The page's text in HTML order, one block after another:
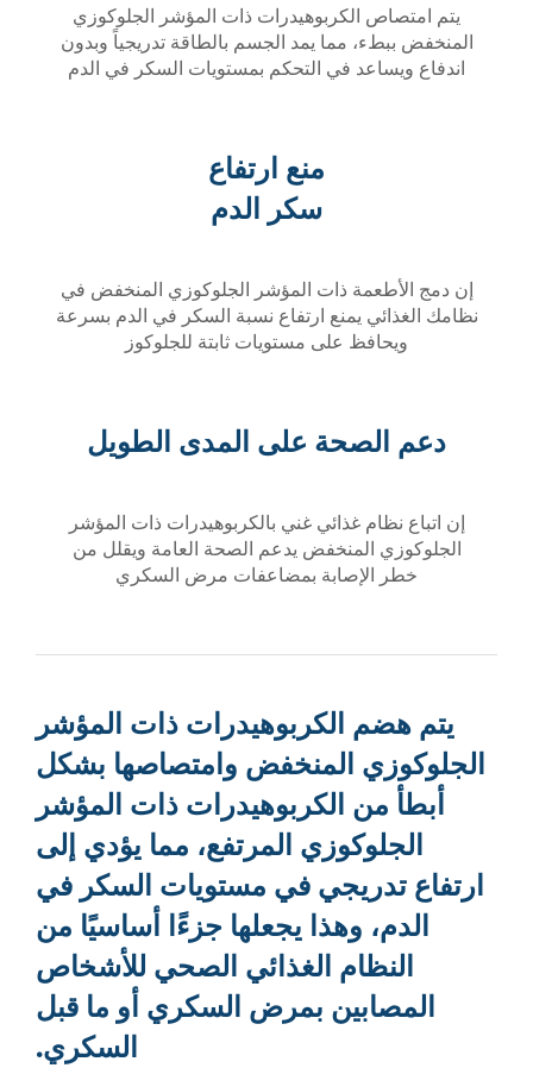
يتم امتصاص الكربوهيدرات ذات المؤشر الجلوكوزي
المنخفض ببطء، مما يمد الجسم بالطاقة تدريجياً وبدون
اندفاع ويساعد في التحكم بمستويات السكر في الدم
منع ارتفاع
سكر الدم
إن دمج الأطعمة ذات المؤشر الجلوكوزي المنخفض في
نظامك الغذائي يمنع ارتفاع نسبة السكر في الدم بسرعة
ويحافظ على مستويات ثابتة للجلوكوز
دعم الصحة على المدى الطويل
إن اتباع نظام غذائي غني بالكربوهيدرات ذات المؤشر
الجلوكوزي المنخفض يدعم الصحة العامة ويقلل من
خطر الإصابة بمضاعفات مرض السكري
يتم هضم الكربوهيدرات ذات المؤشر
الجلوكوزي المنخفض وامتصاصها بشكل
أبطأ من الكربوهيدرات ذات المؤشر
الجلوكوزي المرتفع، مما يؤدي إلى
ارتفاع تدريجي في مستويات السكر في
الدم، وهذا يجعلها جزءًا أساسيًا من
النظام الغذائي الصحي للأشخاص
المصابين بمرض السكري أو ما قبل
السكري.